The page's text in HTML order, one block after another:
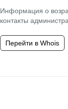
Информация о
контакты
Перейти в Whois